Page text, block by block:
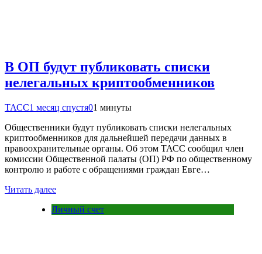
В ОП будут публиковать списки
нелегальных криптообменников
ТАСС1 месяц спустя01 минуты
Общественники будут публиковать списки нелегальных
криптообменников для дальнейшей передачи данных в
правоохранительные органы. Об этом ТАСС сообщил член
комиссии Общественной палаты (ОП) РФ по общественному
контролю и работе с обращениями граждан Евге…
Читать далее
Личный счет